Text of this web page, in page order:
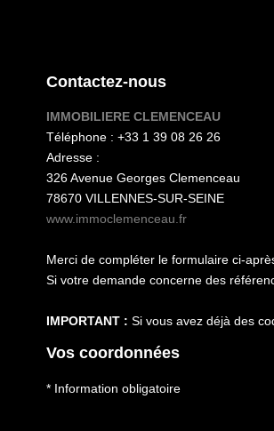
Contactez-nous
IMMOBILIERE CLEMENCEAU
Téléphone : +33 1 39 08 26 26
Adresse :
326 Avenue Georges Clemenceau
78670 VILLENNES-SUR-SEINE
www.immoclemenceau.fr
Merci de compléter le formulaire ci-
Si votre demande concerne des
IMPORTANT : Si vous avez déjà des
Vos coordonnées
* Information obligatoire